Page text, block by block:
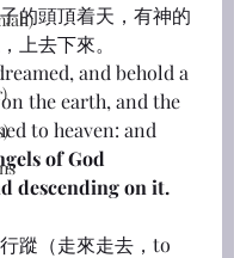
的頭頂着天，有神的
上去下來。
and behold a
the earth, and the
to heaven: and
of God
descending on it.
蹤（走來走去，to